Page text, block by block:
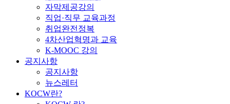
자막제공강의
직업·직무 교육과정
취업완전정복
4차산업혁명과 교육
K-MOOC 강의
공지사항
공지사항
뉴스레터
KOCW란?